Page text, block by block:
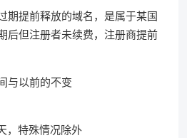
期提前释放的域名，是属于某国
后但注册者未续费，注册商提前
与以前的不变
，特殊情况除外